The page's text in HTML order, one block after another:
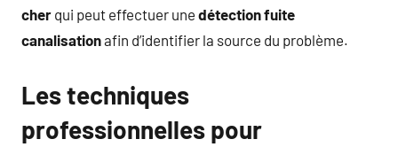
cher qui peut effectuer une détection fuite
canalisationafin d’identifier la source du problème.
Les techniques
professionnelles pour